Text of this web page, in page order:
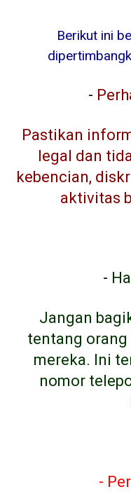
Berikut ini
-
Pastikan
legal dan
kebencian,
aktivitas
-
Jangan
tentang orang
mereka. Ini
nomor
-